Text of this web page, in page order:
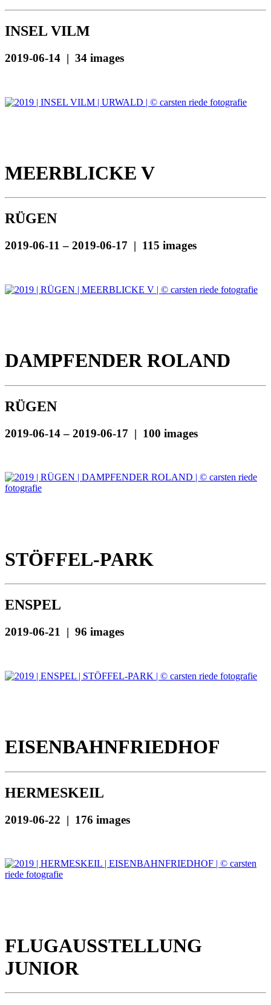
INSEL VILM
2019-06-14 | 34 images
MEERBLICKE V
RÜGEN
2019-06-11 – 2019-06-17 | 115 images
DAMPFENDER ROLAND
RÜGEN
2019-06-14 – 2019-06-17 | 100 images
STÖFFEL-PARK
ENSPEL
2019-06-21 | 96 images
EISENBAHNFRIEDHOF
HERMESKEIL
2019-06-22 | 176 images
FLUGAUSSTELLUNG
JUNIOR